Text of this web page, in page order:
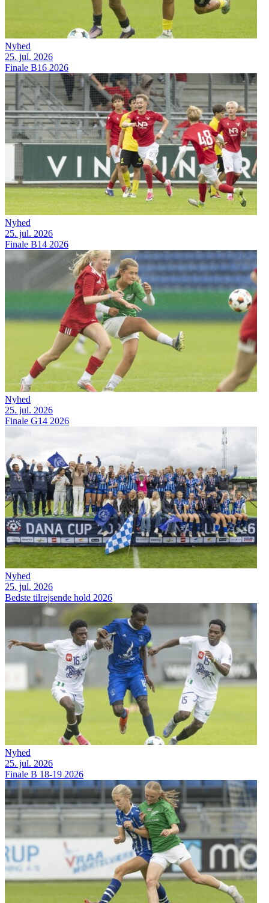
Nyhed
25. jul. 2026
Finale B16 2026
Nyhed
25. jul. 2026
Finale B14 2026
Nyhed
25. jul. 2026
Finale G14 2026
Nyhed
25. jul. 2026
Bedste tilrejsende hold 2026
Nyhed
25. jul. 2026
Finale B 18-19 2026